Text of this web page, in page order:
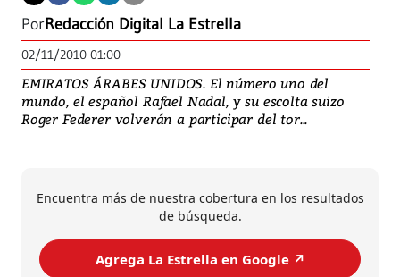
PorRedacción Digital La Estrella
02/11/2010 01:00
EMIRATOS ÁRABES UNIDOS. El número uno del
mundo, el español Rafael Nadal, y su escolta suizo
Roger Federer volverán a participar del tor...
Encuentra más de nuestra cobertura en los resultados
de búsqueda.
Agrega La Estrella en Google ↗️